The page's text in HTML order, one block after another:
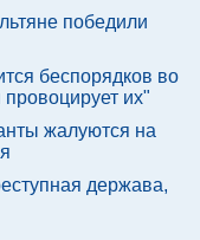
победили
беспорядков во
их"
жалуются на
держава,